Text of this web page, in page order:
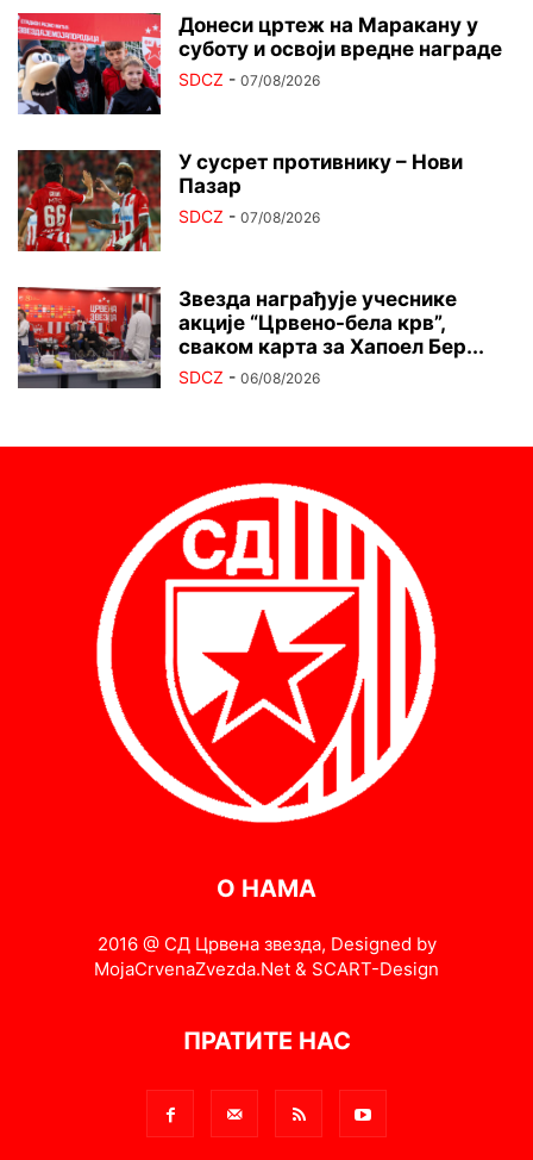
Донеси цртеж на Маракану у
суботу и освоји вредне награде
SDCZ - 07/08/2026
У сусрет противнику – Нови
Пазар
SDCZ - 07/08/2026
Звезда награђује учеснике
акције “Црвено-бела крв”,
сваком карта за Хапоел Бер...
SDCZ - 06/08/2026
О НАМА
2016 @ СД Црвена звезда, Designed by
MojaCrvenaZvezda.Net & SCART-Design
ПРАТИТЕ НАС